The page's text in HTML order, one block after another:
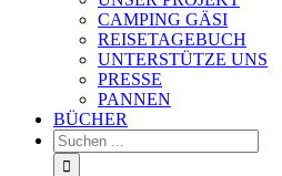
CAMPING GÄSI
REISETAGEBUCH
UNTERSTÜTZE UNS
PRESSE
PANNEN
BÜCHER
Suche
nach: